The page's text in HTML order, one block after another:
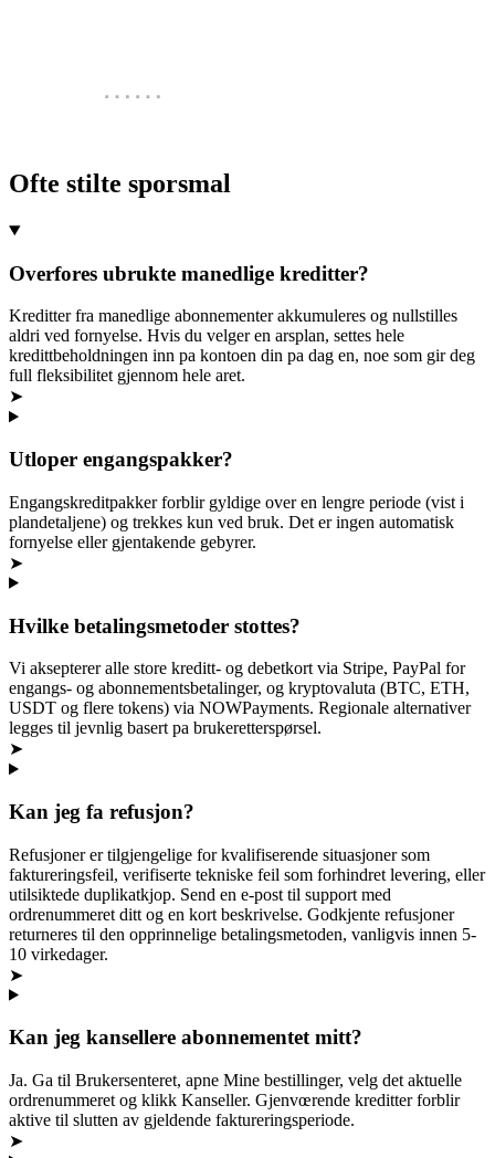
Ofte stilte sporsmal
Overfores ubrukte manedlige kreditter?
Kreditter fra manedlige abonnementer akkumuleres og nullstilles
aldri ved fornyelse. Hvis du velger en arsplan, settes hele
kredittbeholdningen inn pa kontoen din pa dag en, noe som gir deg
full fleksibilitet gjennom hele aret.
➤
Utloper engangspakker?
Engangskreditpakker forblir gyldige over en lengre periode (vist i
plandetaljene) og trekkes kun ved bruk. Det er ingen automatisk
fornyelse eller gjentakende gebyrer.
➤
Hvilke betalingsmetoder stottes?
Vi aksepterer alle store kreditt- og debetkort via Stripe, PayPal for
engangs- og abonnementsbetalinger, og kryptovaluta (BTC, ETH,
USDT og flere tokens) via NOWPayments. Regionale alternativer
legges til jevnlig basert pa brukeretterspørsel.
➤
Kan jeg fa refusjon?
Refusjoner er tilgjengelige for kvalifiserende situasjoner som
faktureringsfeil, verifiserte tekniske feil som forhindret levering, eller
utilsiktede duplikatkjop. Send en e-post til support med
ordrenummeret ditt og en kort beskrivelse. Godkjente refusjoner
returneres til den opprinnelige betalingsmetoden, vanligvis innen 5-
10 virkedager.
➤
Kan jeg kansellere abonnementet mitt?
Ja. Ga til Brukersenteret, apne Mine bestillinger, velg det aktuelle
ordrenummeret og klikk Kanseller. Gjenvœrende kreditter forblir
aktive til slutten av gjeldende faktureringsperiode.
➤